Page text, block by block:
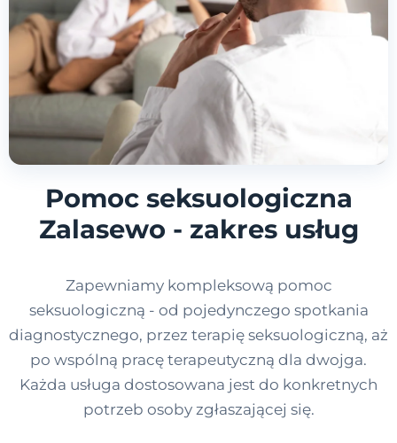
Pomoc seksuologiczna
Zalasewo - zakres usług
Zapewniamy kompleksową pomoc
seksuologiczną - od pojedynczego spotkania
diagnostycznego, przez terapię seksuologiczną, aż
po wspólną pracę terapeutyczną dla dwojga.
Każda usługa dostosowana jest do konkretnych
potrzeb osoby zgłaszającej się.